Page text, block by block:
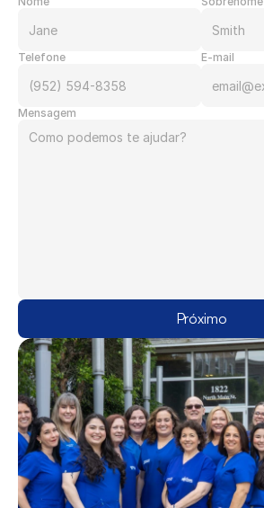
Telefone E-mail
Mensagem
Próximo